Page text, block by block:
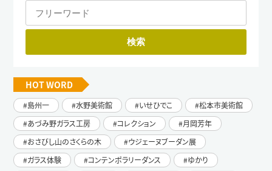
HOT WORD
島州一 水野美術館 いせひでこ
松本市美術館
あづみ野ガラス工房
コレクション
月岡芳年
おさびし山のさくらの木
ウジェーヌブーダン展
ガラス体験
コンテンポラリーダンス
ゆかり